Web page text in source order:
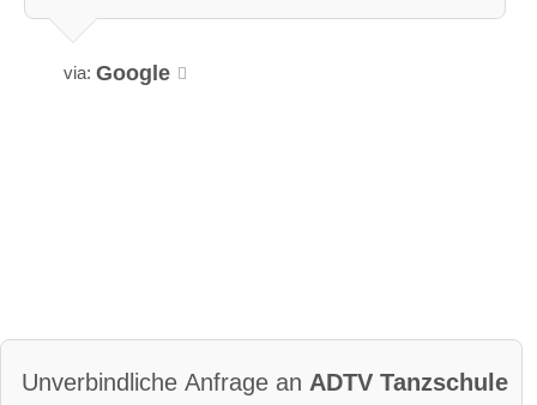
via: Google
Unverbindliche Anfrage an ADTV Tanzschule